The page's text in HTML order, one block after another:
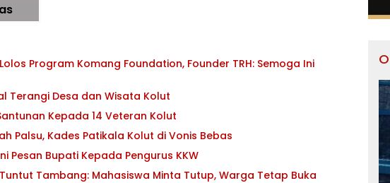
Program Komang Foundation, Founder TRH: Semoga Ini
Terangi Desa dan Wisata Kolut
Kepada 14 Veteran Kolut
Palsu, Kades Patikala Kolut di Vonis Bebas
Pesan Bupati Kepada Pengurus KKW
Dua Aliansi di Kolut Saling Tuntut Tambang: Mahasiswa Minta Tutup, Warga Tetap Buka